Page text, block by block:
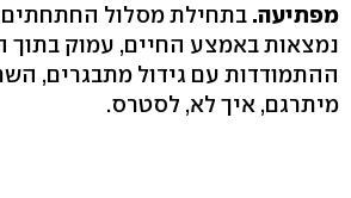
מפתיעה. בתחילת מסלול החתחתים
נמצאות באמצע החיים, עמוק בתוך
ההתמודדות עם גידול מתבגרים,
מיתרגם, איך לא, לסטרס.